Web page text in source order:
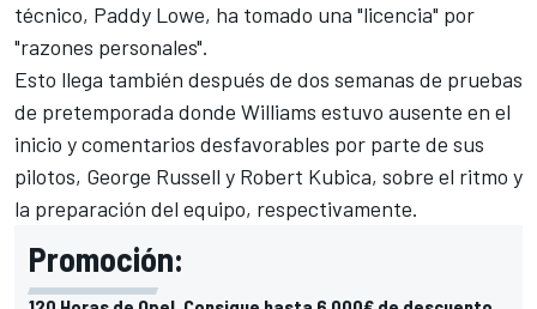
técnico, Paddy Lowe, ha tomado una "licencia" por
"razones personales".
Esto llega también después de dos semanas de pruebas
de pretemporada donde Williams estuvo ausente en el
inicio y comentarios desfavorables por parte de sus
pilotos, George Russell y Robert Kubica, sobre el ritmo y
la preparación del equipo, respectivamente.
Promoción: